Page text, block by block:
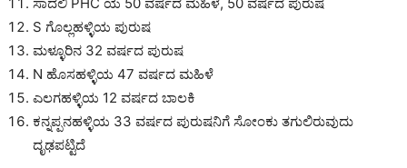
S ಗೊಲ್ಲಹಳ್ಳಿಯ ಪುರುಷ
ಮಳ್ಳೂರಿನ 32 ವರ್ಷದ ಪುರುಷ
N ಹೊಸಹಳ್ಳಿಯ 47 ವರ್ಷದ ಮಹಿಳೆ
ಎಲಗಹಳ್ಳಿಯ 12 ವರ್ಷದ ಬಾಲಕಿ
ಕನ್ನಪ್ಪನಹಳ್ಳಿಯ 33 ವರ್ಷದ ಪುರುಷನಿಗೆ ಸೋಂಕು ತಗುಲಿರುವುದು
ದೃಢಪಟ್ಟಿದೆ